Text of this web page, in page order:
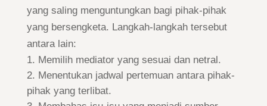
yang saling menguntungkan bagi pihak-pihak
yang bersengketa. Langkah-langkah tersebut
antara lain:
Memilih mediator yang sesuai dan netral.
Menentukan jadwal pertemuan antara pihak-
pihak yang terlibat.